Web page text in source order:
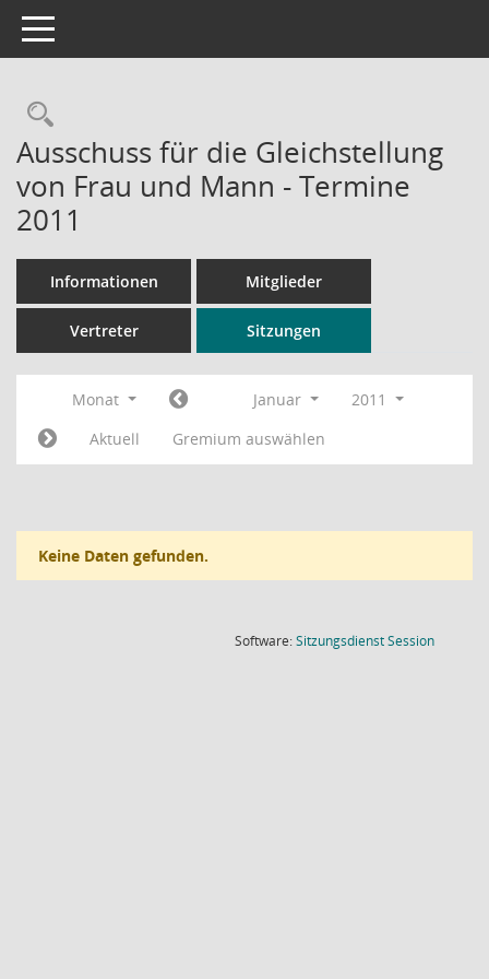
Toggle navigation
Rechercheauswahl
Ausschuss für die Gleichstellung
von Frau und Mann - Termine
2011
Informationen Mitglieder
Vertreter Sitzungen
Monat Januar
2011
Aktuell
Gremium auswählen
Keine Daten gefunden.
Software:SitzungsdienstSession(Wird in